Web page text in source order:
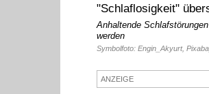
"Schlaflosigkeit"
Anhaltende
werden
Symbolfoto: Engin_Akyurt,
ANZEIGE